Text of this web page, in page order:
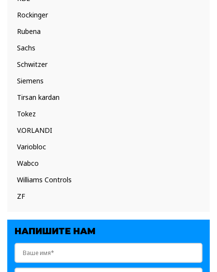
Rockinger
Rubena
Sachs
Schwitzer
Siemens
Tirsan kardan
Tokez
V.ORLANDI
Variobloc
Wabco
Williams Controls
ZF
НАПИШИТЕ НАМ